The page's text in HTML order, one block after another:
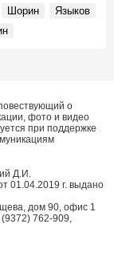
Шорин
Языков
о
фото и видео
при поддержке
Д.И.
01.04.2019 г. выдано
дом 90, офис 1
762-909,